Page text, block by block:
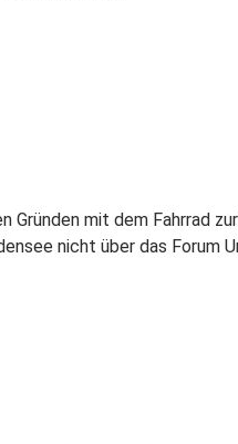
mit dem Fahrrad
nicht über das